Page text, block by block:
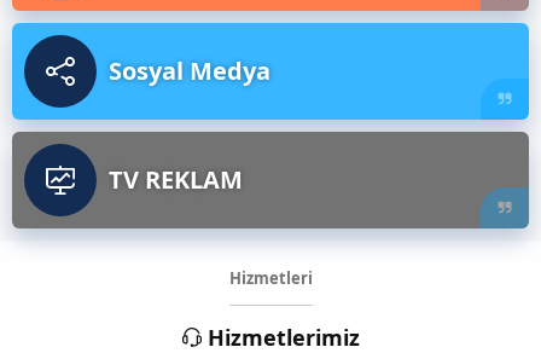
Sosyal Medya
TV REKLAM
Hizmetleri
Hizmetlerimiz